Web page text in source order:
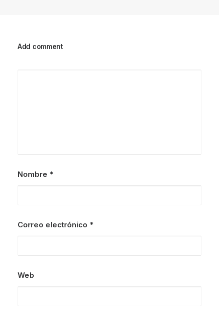
Add comment
Nombre *
Correo electrónico *
Web